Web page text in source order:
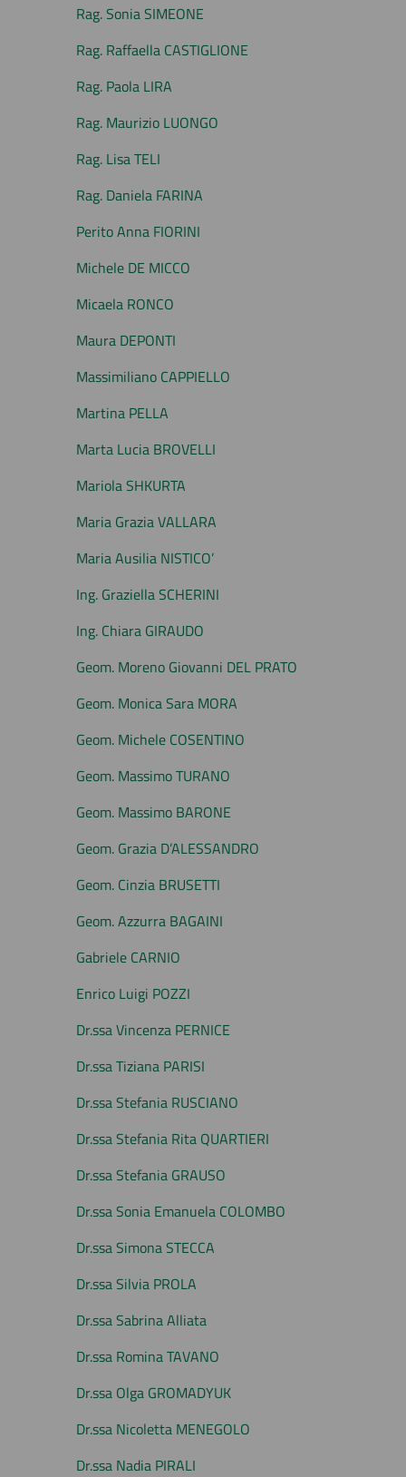
Rag. Sonia SIMEONE
Rag. Raffaella CASTIGLIONE
Rag. Paola LIRA
Rag. Maurizio LUONGO
Rag. Lisa TELI
Rag. Daniela FARINA
Perito Anna FIORINI
Michele DE MICCO
Micaela RONCO
Maura DEPONTI
Massimiliano CAPPIELLO
Martina PELLA
Marta Lucia BROVELLI
Mariola SHKURTA
Maria Grazia VALLARA
Maria Ausilia NISTICO’
Ing. Graziella SCHERINI
Ing. Chiara GIRAUDO
Geom. Moreno Giovanni DEL PRATO
Geom. Monica Sara MORA
Geom. Michele COSENTINO
Geom. Massimo TURANO
Geom. Massimo BARONE
Geom. Grazia D’ALESSANDRO
Geom. Cinzia BRUSETTI
Geom. Azzurra BAGAINI
Gabriele CARNIO
Enrico Luigi POZZI
Dr.ssa Vincenza PERNICE
Dr.ssa Tiziana PARISI
Dr.ssa Stefania RUSCIANO
Dr.ssa Stefania Rita QUARTIERI
Dr.ssa Stefania GRAUSO
Dr.ssa Sonia Emanuela COLOMBO
Dr.ssa Simona STECCA
Dr.ssa Silvia PROLA
Dr.ssa Sabrina Alliata
Dr.ssa Romina TAVANO
Dr.ssa Olga GROMADYUK
Dr.ssa Nicoletta MENEGOLO
Dr.ssa Nadia PIRALI